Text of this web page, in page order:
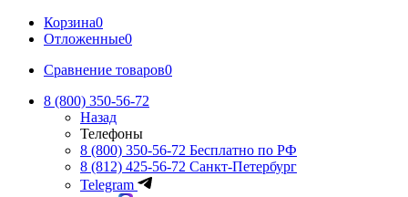
Корзина0
Отложенные0
Сравнение товаров0
8 (800) 350-56-72
Назад
Телефоны
8 (800) 350-56-72 Бесплатно по РФ
8 (812) 425-56-72 Санкт-Петербург
Telegram